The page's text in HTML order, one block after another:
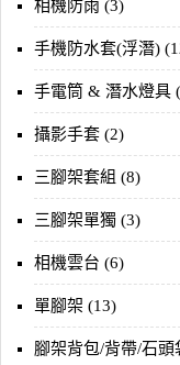
相機防雨 (3)
手機防水套(浮潛)
手電筒 & 潛水燈具
攝影手套 (2)
三腳架套組 (8)
三腳架單獨 (3)
相機雲台 (6)
單腳架 (13)
腳架背包/背帶/石頭